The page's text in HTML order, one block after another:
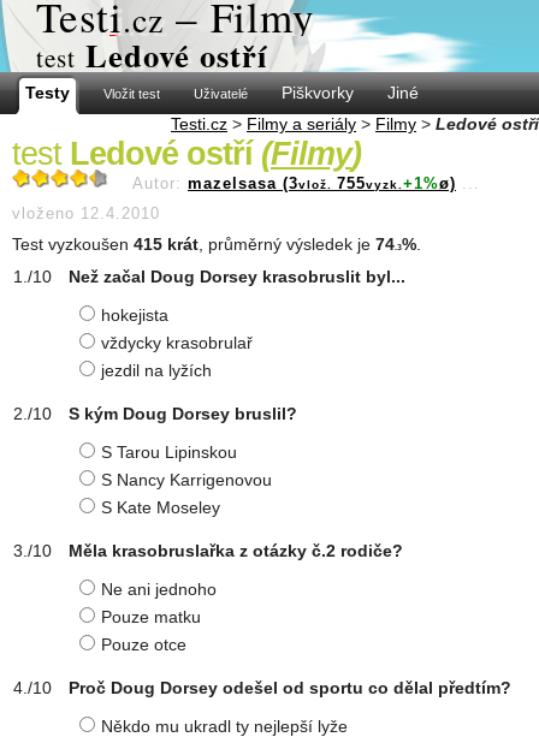
Testi.cz – Filmy
test Ledové ostří
Testy Vložit test Uživatelé Piškvorky
Jiné
Testi.cz > Filmy a seriály > Filmy > Ledové ostří
test Ledové ostří (Filmy)
Autor: mazelsasa (3vlož. 755vyzk. +1%ø) ...
vloženo 12.4.2010
Test vyzkoušen 415 krát , průměrný výsledek je 74 .3%
Než začal Doug Dorsey krasobruslit byl...
hokejista
vždycky krasobrulař
jezdil na lyžích
S kým Doug Dorsey bruslil?
S Tarou Lipinskou
S Nancy Karrigenovou
S Kate Moseley
Měla krasobruslařka z otázky č.2 rodiče?
Ne ani jednoho
Pouze matku
Pouze otce
Proč Doug Dorsey odešel od sportu co dělal předtím?
Někdo mu ukradl ty nejlepší lyže